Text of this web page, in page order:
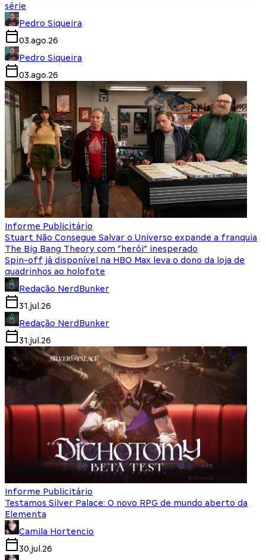
série
Pedro Siqueira
03.ago.26
Pedro Siqueira
03.ago.26
Informe Publicitário
Stuart Não Consegue Salvar o Universo expande a franquia
The Big Bang Theory com “herói” inesperado
Spin-off já disponível na HBO Max leva o dono da loja de
quadrinhos ao holofote
Redação NerdBunker
31.jul.26
Redação NerdBunker
31.jul.26
Informe Publicitário
Testamos Silver Palace: O novo RPG de mundo aberto da
Elementa
Camila Hortencio
30.jul.26